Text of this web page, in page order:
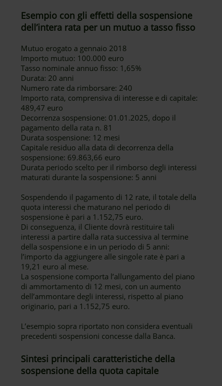
Esempio con gli effetti della sospensione
dell’intera rata per un mutuo a tasso fisso
Mutuo erogato a gennaio 2018
Importo mutuo: 100.000 euro
Tasso nominale annuo fisso: 1,65%
Durata: 20 anni
Numero rate da rimborsare: 240
Importo rata, comprensiva di interesse e di capitale:
489,47 euro
Decorrenza sospensione: 01.01.2025, dopo il
pagamento della rata n. 81
Durata sospensione: 12 mesi
Capitale residuo alla data di decorrenza della
sospensione: 69.863,66 euro
Durata periodo scelto per il rimborso degli interessi
maturati durante la sospensione: 5 anni
Sospendendo il pagamento di 12 rate, il totale della
quota interessi che maturano nel periodo di
sospensione è pari a 1.152,75 euro.
Di conseguenza, il Cliente dovrà restituire tali
interessi a partire dalla rata successiva al termine
della sospensione e in un periodo di 5 anni:
l’importo da aggiungere alle singole rate è pari a
19,21 euro al mese.
La sospensione comporta l’allungamento del piano
di ammortamento di 12 mesi, con un aumento
dell’ammontare degli interessi, rispetto al piano
originario, pari a 1.152,75 euro.
L’esempio sopra riportato non considera eventuali
precedenti sospensioni concesse dalla Banca.
Sintesi principali caratteristiche della
sospensione della quota capitale